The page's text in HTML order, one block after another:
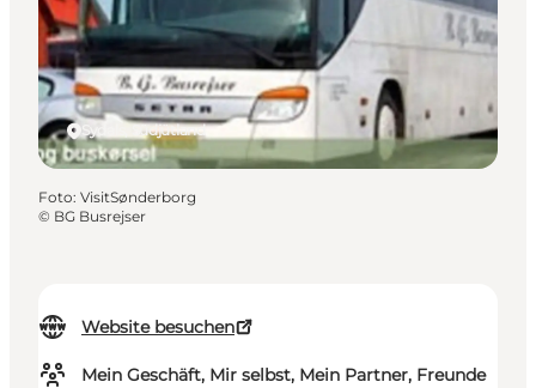
Website besuchen
Mein Geschäft, Mir selbst, Mein Partner, Freunde
Sydals, Südjütland
Foto: VisitSønderborg
© BG Busrejser